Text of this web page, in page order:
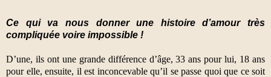
Ce qui va nous donner une histoire d’amour très
compliquée voire impossible !
D’une, ils ont une grande différence d’âge, 33 ans pour lui, 18 ans
pour elle, ensuite, il est inconcevable qu’il se passe quoi que ce soit